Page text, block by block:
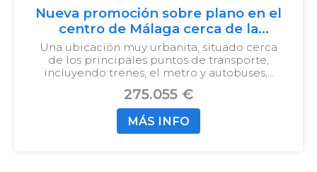
Nueva promoción sobre plano en el
centro de Málaga cerca de la
estación de tren y de la playa
Una ubicación muy urbanita, situado cerca
de los principales puntos de transporte,
incluyendo trenes, el metro y autobuses,…
275.055 €
MÁS INFO